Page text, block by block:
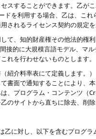
スすることができます。乙が
ドを利用する場合、乙は、こ
されるライセンス契約の規定
て、知的財産権その他法的権
接的に大規模言語モデル、マ
れを行わせないものとします。
紹介料率表にて定義します。
書面で通知することにより、
、プログラム・コンテンツ（
のサイトから直ちに除去、削
乙に対し、以下を含むプログ